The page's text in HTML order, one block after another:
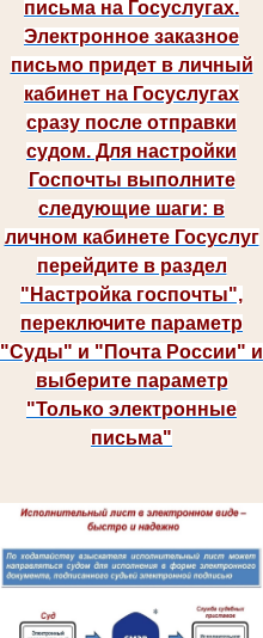
письма на Госуслугах.
Электронное заказное
письмо придет в личный
кабинет на Госуслугах
сразу после отправки
судом. Для настройки
Госпочты выполните
следующие шаги: в
личном кабинете Госуслуг
перейдите в раздел
"Настройка госпочты",
переключите параметр
"Суды" и "Почта России" и
выберите параметр
"Только электронные
письма"